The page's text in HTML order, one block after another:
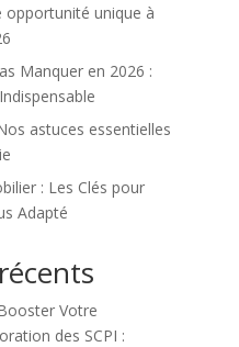
opportunité unique à
Manquer en 2026 :
astuces essentielles
: Les Clés pour
Adapté
Votre
des SCPI :